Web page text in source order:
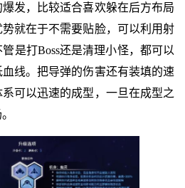
发，比较适合喜欢躲在后方布局
就在于不需要贴脸，可以利用射
是打Boss还是清理小怪，都可以
线。把导弹的伤害还有装填的速
可以迅速的成型，一旦在成型之